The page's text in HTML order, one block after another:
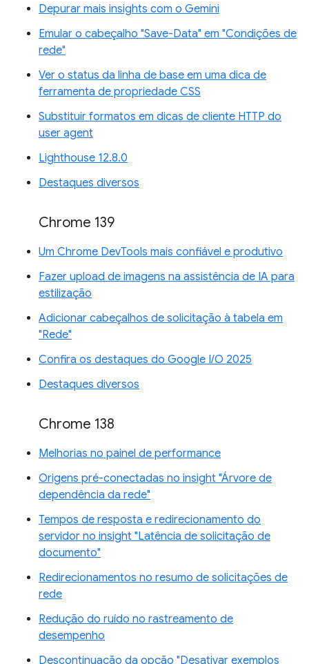
Depurar mais insights com o Gemini
Emular o cabeçalho "Save-Data" em "Condições de
rede"
Ver o status da linha de base em uma dica de
ferramenta de propriedade CSS
Substituir formatos em dicas de cliente HTTP do
user agent
Lighthouse 12.8.0
Destaques diversos
Chrome 139
Um Chrome DevTools mais confiável e produtivo
Fazer upload de imagens na assistência de IA para
estilização
Adicionar cabeçalhos de solicitação à tabela em
"Rede"
Confira os destaques do Google I/O 2025
Destaques diversos
Chrome 138
Melhorias no painel de performance
Origens pré-conectadas no insight "Árvore de
dependência da rede"
Tempos de resposta e redirecionamento do
servidor no insight "Latência de solicitação de
documento"
Redirecionamentos no resumo de solicitações de
rede
Redução do ruído no rastreamento de
desempenho
Descontinuação da opção "Desativar exemplos